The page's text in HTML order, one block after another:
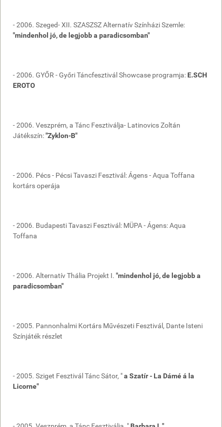
- 2006. Szeged- XII. SZASZSZ Alternatív Színházi Szemle:
"mindenhol jó, de legjobb a paradicsomban"
- 2006. GYŐR - Győri Táncfesztivál Showcase programja: E.SCH
EROTO
- 2006. Veszprém, a Tánc Fesztiválja- Latinovics Zoltán
Játékszín:"Zyklon-B"
- 2006. Pécs - Pécsi Tavaszi Fesztivál: Ágens - Aqua Toffana
kortárs operája
- 2006. Budapesti Tavaszi Fesztivál: MÜPA - Ágens: Aqua
Toffana
- 2006. Alternatív Thália Projekt I. "mindenhol jó, de legjobb a
paradicsomban"
- 2005. Pannonhalmi Kortárs Művészeti Fesztivál, Dante Isteni
Színjáték részlet
- 2005. Sziget Fesztivál Tánc Sátor, "a Szatír - La Dámé á la
Licorne"